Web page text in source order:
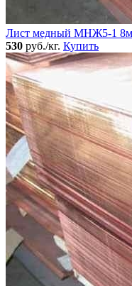
Лист медный МНЖ5-1
530 руб./кг. Купить